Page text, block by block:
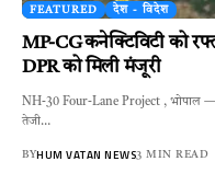
FEATURED देश - विदेश
MP-CG कनेक्टिविटी को
DPR को मिली मंजूरी
NH-30 Four-Lane Project , भोपाल —
तेजी…
BYHUM VATAN NEWS3 MIN READ